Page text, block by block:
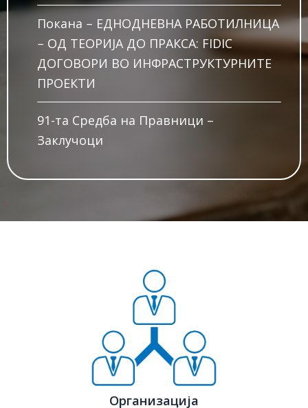
Покана – ЕДНОДНЕВНА РАБОТИЛНИЦА
– ОД ТЕОРИЈА ДО ПРАКСА: FIDIC
ДОГОВОРИ ВО ИНФРАСТРУКТУРНИТЕ
ПРОЕКТИ
91-та Средба на Правници –
Заклучоци
Организација